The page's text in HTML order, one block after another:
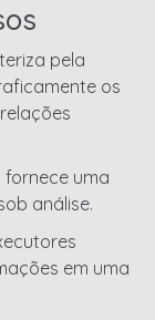
pela
os
uma
análise.
em uma